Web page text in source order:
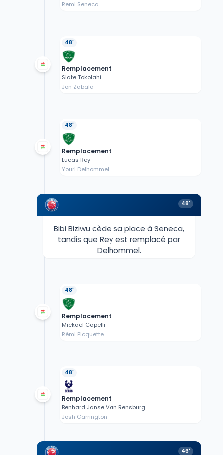
Remi Seneca
48'
Remplacement
Siate Tokolahi
Jon Zabala
48'
Remplacement
Lucas Rey
Youri Delhommel
48'
Bibi Biziwu cède sa place à Seneca,
tandis que Rey est remplacé par
Delhommel.
48'
Remplacement
Mickael Capelli
Rémi Picquette
48'
Remplacement
Benhard Janse Van Rensburg
Josh Carrington
46'